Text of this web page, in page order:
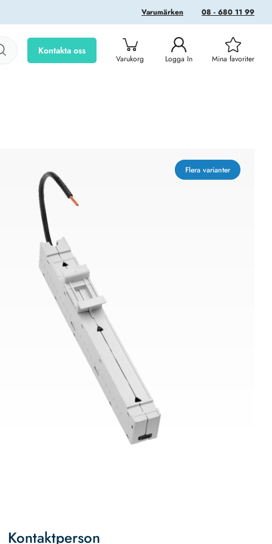
08 - 680 11 99
Varumärken
Kontakta oss
Varukorg Logga In Mina favoriter
Flera varianter
Kontaktperson